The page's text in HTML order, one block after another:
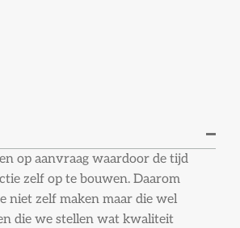
op aanvraag waardoor de tijd
zelf op te bouwen. Daarom
niet zelf maken maar die wel
die we stellen wat kwaliteit